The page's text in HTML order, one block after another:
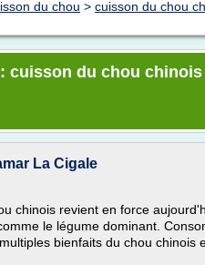
du chou > cuisson du chou
cuisson du chou chinois
La Cigale
chinois revient en force
le légume dominant.
bienfaits du chou chinois